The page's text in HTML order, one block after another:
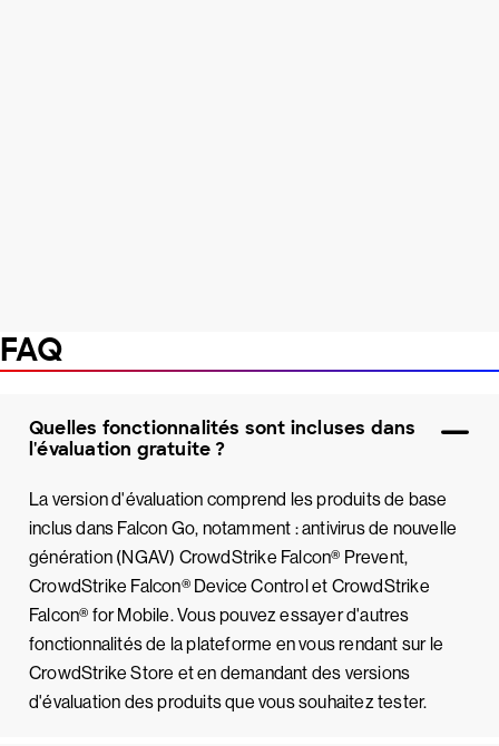
FAQ
Quelles fonctionnalités sont incluses dans
l'évaluation gratuite ?
La version d'évaluation comprend les produits de base
inclus dans Falcon Go, notamment : antivirus de nouvelle
génération (NGAV) CrowdStrike Falcon® Prevent,
CrowdStrike Falcon® Device Control et CrowdStrike
Falcon® for Mobile. Vous pouvez essayer d'autres
fonctionnalités de la plateforme en vous rendant sur le
CrowdStrike Store et en demandant des versions
d'évaluation des produits que vous souhaitez tester.